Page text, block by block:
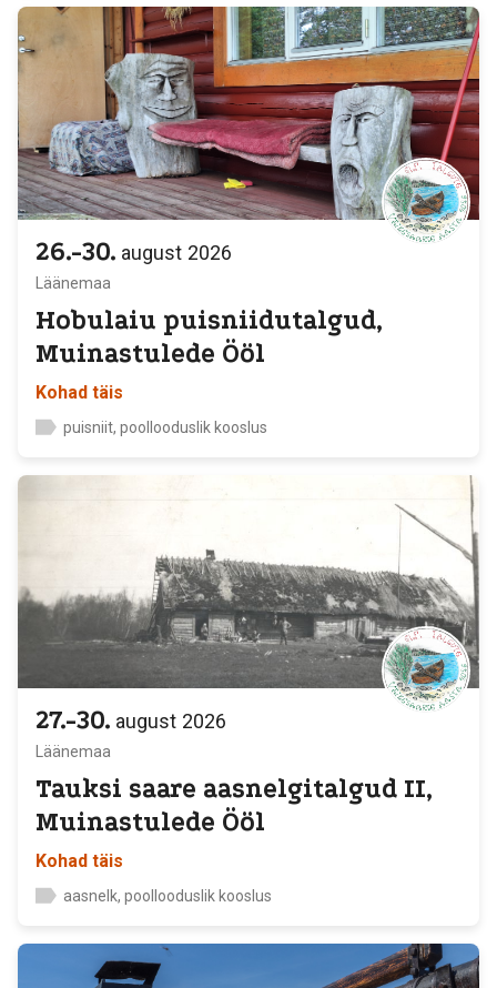
2026
26.-30. august
Läänemaa
Hobulaiu puisniidutalgud,
Muinastulede Ööl
Kohad täis
puisniit, poollooduslik kooslus
2026
27.-30. august
Läänemaa
Tauksi saare aasnelgitalgud II,
Muinastulede Ööl
Kohad täis
aasnelk, poollooduslik kooslus